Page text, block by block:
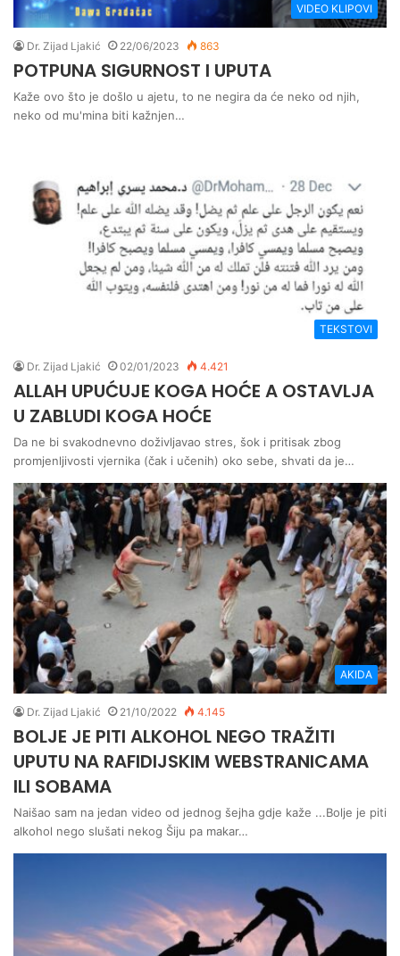
VIDEO KLIPOVI
Dr. Zijad Ljakić 22/06/2023 863
POTPUNA SIGURNOST I UPUTA
Kaže ovo što je došlo u ajetu, to ne negira da će neko od njih,
neko od mu'mina biti kažnjen…
TEKSTOVI
Dr. Zijad Ljakić 02/01/2023 4.421
ALLAH UPUĆUJE KOGA HOĆE A OSTAVLJA
U ZABLUDI KOGA HOĆE
Da ne bi svakodnevno doživljavao stres, šok i pritisak zbog
promjenljivosti vjernika (čak i učenih) oko sebe, shvati da je…
AKIDA
Dr. Zijad Ljakić 21/10/2022 4.145
BOLJE JE PITI ALKOHOL NEGO TRAŽITI
UPUTU NA RAFIDIJSKIM WEBSTRANICAMA
ILI SOBAMA
Naišao sam na jedan video od jednog šejha gdje kaže ...Bolje je piti
alkohol nego slušati nekog Šiju pa makar…